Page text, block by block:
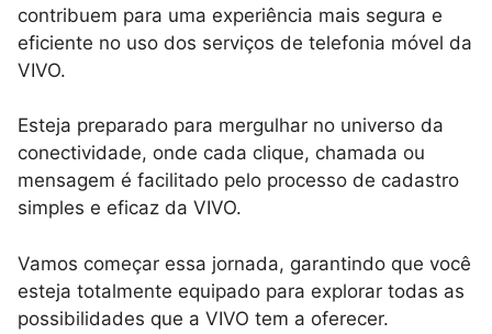
contribuem para uma experiência mais segura e
eficiente no uso dos serviços de telefonia móvel da
VIVO.
Esteja preparado para mergulhar no universo da
conectividade, onde cada clique, chamada ou
mensagem é facilitado pelo processo de cadastro
simples e eficaz da VIVO.
Vamos começar essa jornada, garantindo que você
esteja totalmente equipado para explorar todas as
possibilidades que a VIVO tem a oferecer.